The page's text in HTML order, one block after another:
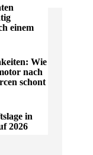
einem
Wie
nach
schont
in
2026